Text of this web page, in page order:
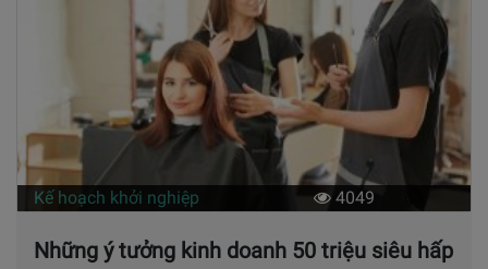
Kế hoạch khởi nghiệp 4049
Những ý tưởng kinh doanh 50 triệu siêu hấp